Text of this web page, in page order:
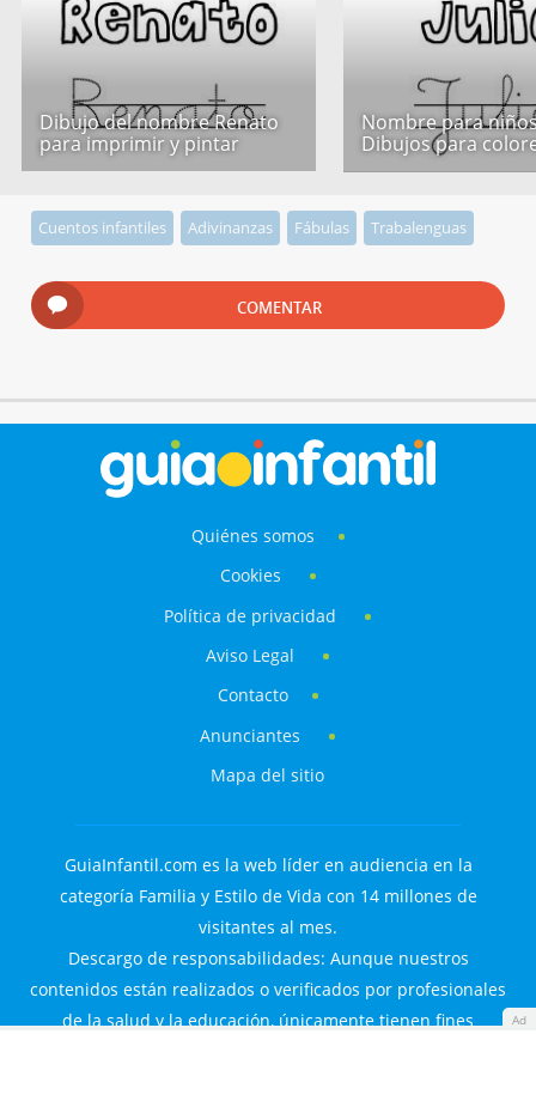
Dibujo del nombre Renato
para imprimir y pintar
Nombre para
Dibujos para
Cuentos infantiles Adivinanzas Fábulas Trabalenguas
COMENTAR
Ad
Quiénes somos
Cookies
Política de privacidad
Aviso Legal
Contacto
Anunciantes
Mapa del sitio
GuiaInfantil.com es la web líder en audiencia en la
categoría Familia y Estilo de Vida con 14 millones de
visitantes al mes.
Descargo de responsabilidades: Aunque nuestros
contenidos están realizados o verificados por profesionales
de la salud y la educación, únicamente tienen fines